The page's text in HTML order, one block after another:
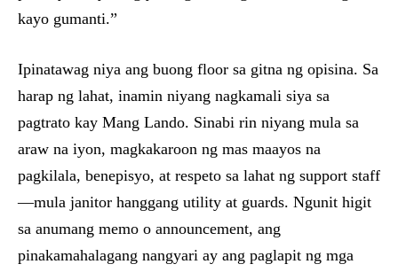
kayo gumanti.”
Ipinatawag niya ang buong floor sa gitna ng opisina. Sa
harap ng lahat, inamin niyang nagkamali siya sa
pagtrato kay Mang Lando. Sinabi rin niyang mula sa
araw na iyon, magkakaroon ng mas maayos na
pagkilala, benepisyo, at respeto sa lahat ng support staff
—mula janitor hanggang utility at guards. Ngunit higit
sa anumang memo o announcement, ang
pinakamahalagang nangyari ay ang paglapit ng mga